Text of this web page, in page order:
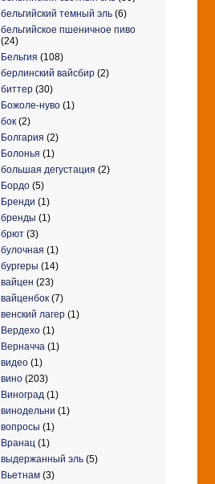
бельгийский темный эль (6)
бельгийское пшеничное пиво
(24)
Бельгия (108)
берлинский вайсбир (2)
биттер (30)
Божоле-нуво (1)
бок (2)
Болгария (2)
Болонья (1)
большая дегустация (2)
Бордо (5)
Бренди (1)
бренды (1)
брют (3)
булочная (1)
бургеры (14)
вайцен (23)
вайценбок (7)
венский лагер (1)
Вердехо (1)
Верначча (1)
видео (1)
вино (203)
Виноград (1)
винодельни (1)
вопросы (1)
Вранац (1)
выдержанный эль (5)
Вьетнам (3)